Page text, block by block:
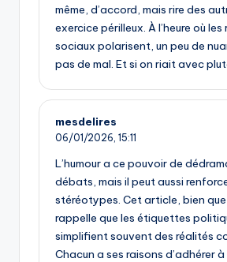
même, d’accord, mais rire des
exercice périlleux. À l’heure où les
sociaux polarisent, un peu de
pas de mal. Et si on riait avec
mesdelires
06/01/2026, 15:11
L’humour a ce pouvoir de
débats, mais il peut aussi
stéréotypes. Cet article, bien
rappelle que les étiquettes
simplifient souvent des réalités
Chacun a ses raisons d’adhérer à